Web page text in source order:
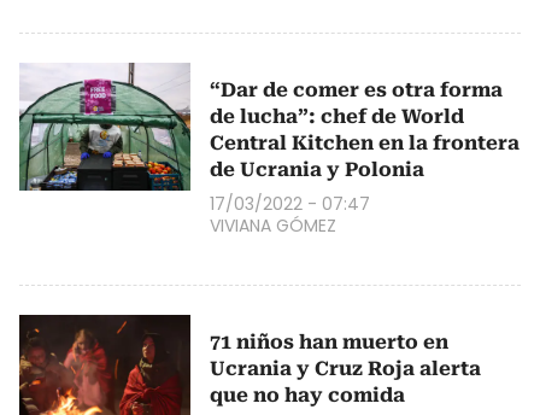
“Dar de comer es otra forma
de lucha”: chef de World
Central Kitchen en la frontera
de Ucrania y Polonia
17/03/2022 - 07:47
VIVIANA GÓMEZ
71 niños han muerto en
Ucrania y Cruz Roja alerta
que no hay comida